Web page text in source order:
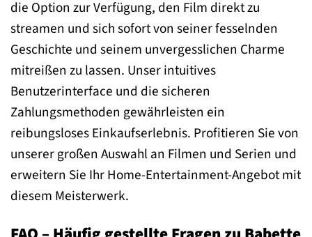
die Option zur Verfügung, den Film direkt zu
streamen und sich sofort von seiner fesselnden
Geschichte und seinem unvergesslichen Charme
mitreißen zu lassen. Unser intuitives
Benutzerinterface und die sicheren
Zahlungsmethoden gewährleisten ein
reibungsloses Einkaufserlebnis. Profitieren Sie von
unserer großen Auswahl an Filmen und Serien und
erweitern Sie Ihr Home-Entertainment-Angebot mit
diesem Meisterwerk.